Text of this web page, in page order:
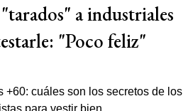
a industriales
"Poco feliz"